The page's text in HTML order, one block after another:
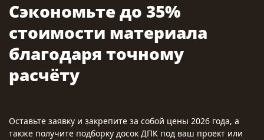
Сэкономьте до 35%
стоимости материала
благодаря точному
расчёту
Оставьте заявку и закрепите за собой цены 2026 года, а
также получите подборку досок ДПК под ваш проект или